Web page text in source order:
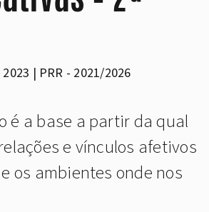
| PRR - 2021/2026
é a base a partir da qual
e vínculos afetivos
os ambientes onde nos